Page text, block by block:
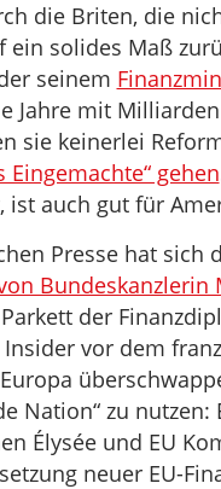
die Briten, die
solides Maß
seinem
Jahre mit
sie keinerlei
Eingemachte“ gehen
ist auch gut für
Presse hat sich
Bundeskanzlerin
der
vor dem
Nation“ zu
Élysée und EU
neuer EU-